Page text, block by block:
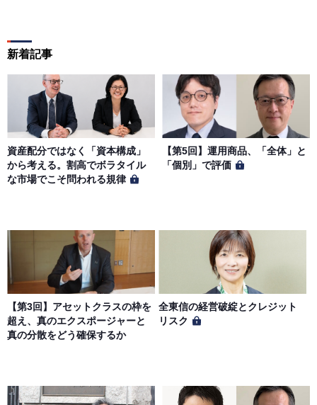
新着記事
資産配分ではなく「資本構成」
から考える。割高でボラタイル
な市場でこそ問われる規律
【第5回】運用商品、「全体」と
「個別」で評価
【第3回】アセットクラスの枠を
超え、真のエクスポージャーと
真の分散をどう確保するか
全東信の経営破綻とクレジット
リスク